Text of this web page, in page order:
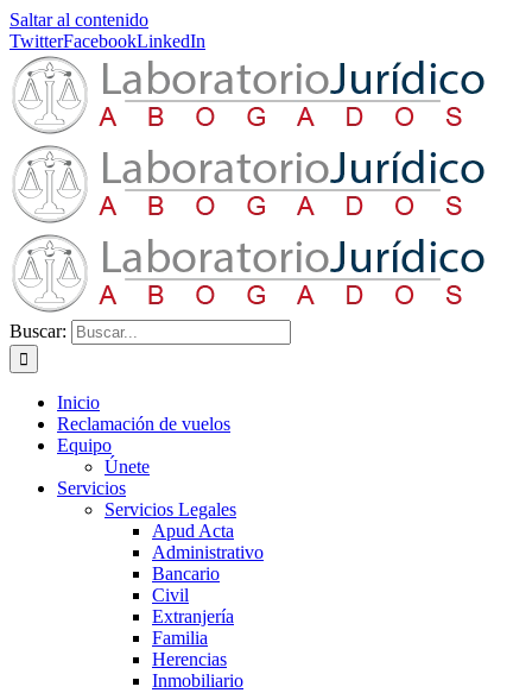
Saltar al contenido
TwitterFacebookLinkedIn
Buscar:
Inicio
Reclamación de vuelos
Equipo
Únete
Servicios
Servicios Legales
Apud Acta
Administrativo
Bancario
Civil
Extranjería
Familia
Herencias
Inmobiliario